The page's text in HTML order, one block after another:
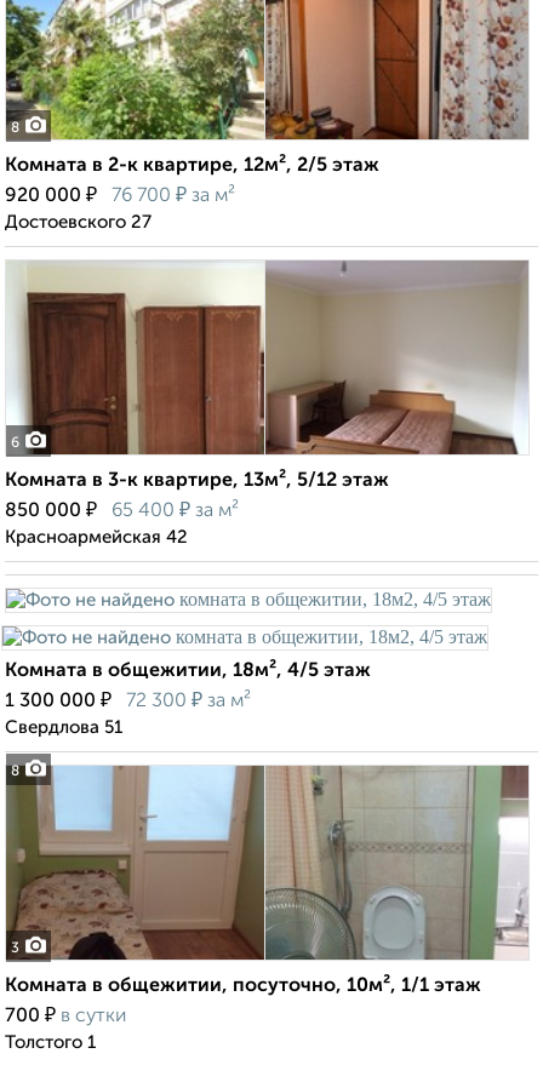
8
Комната в 2-к квартире, 12м², 2/5 этаж
920 000 ₽ 76 700 ₽ за м²
Достоевского 27
6
Комната в 3-к квартире, 13м², 5/12 этаж
850 000 ₽ 65 400 ₽ за м²
Красноармейская 42
8
Комната в общежитии, 18м², 4/5 этаж
1 300 000 ₽ 72 300 ₽ за м²
Свердлова 51
3
Комната в общежитии, посуточно, 10м², 1/1 этаж
700 ₽ в сутки
Толстого 1